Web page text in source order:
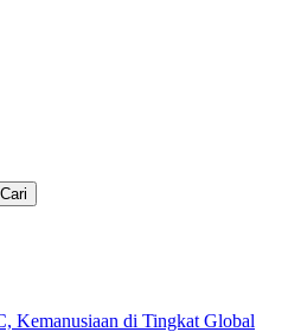
Kemanusiaan di Tingkat Global